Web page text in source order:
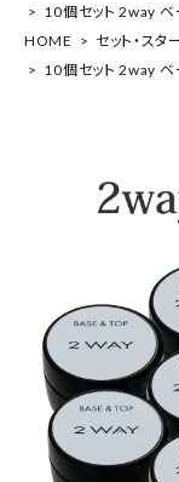
10個セット 2way ベ
HOME
セット・スタ
10個セット 2way ベ